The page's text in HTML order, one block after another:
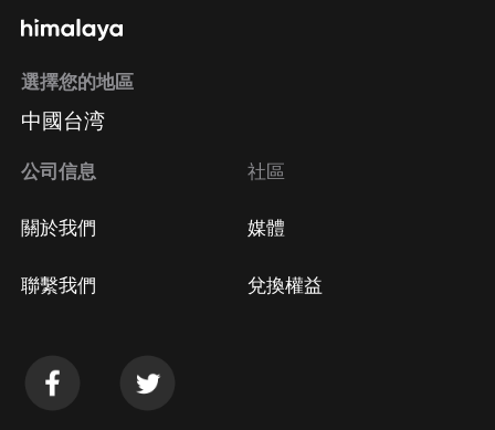
選擇您的地區
中國台湾
公司信息
關於我們
聯繫我們
社區
媒體
兌換權益